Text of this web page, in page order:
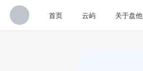
首页 云屿 关于盘他